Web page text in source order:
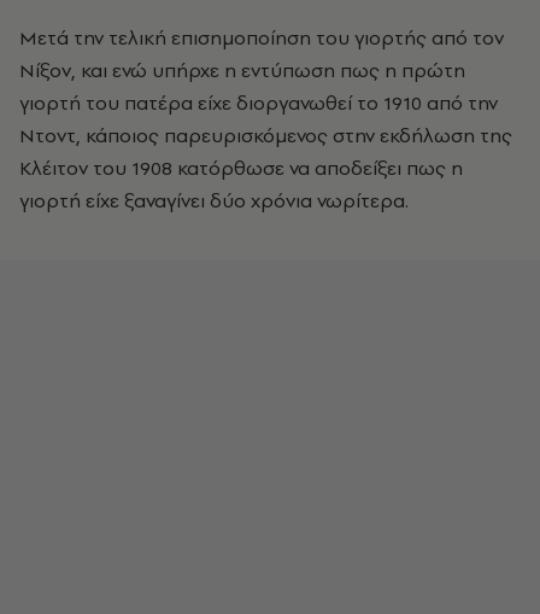
Μετά την τελική επισημοποίηση του γιορτής από τον
Νίξον, και ενώ υπήρχε η εντύπωση πως η πρώτη
γιορτή του πατέρα είχε διοργανωθεί το 1910 από την
Ντοντ, κάποιος παρευρισκόμενος στην εκδήλωση της
Κλέιτον του 1908 κατόρθωσε να αποδείξει πως η
γιορτή είχε ξαναγίνει δύο χρόνια νωρίτερα.